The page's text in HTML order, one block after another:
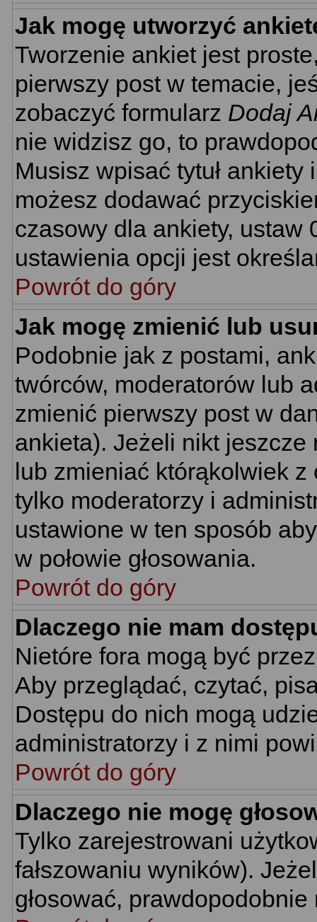
Jak mogę utworzyć
Tworzenie ankiet jest
pierwszy post w temacie,
zobaczyć formularz Dodaj
nie widzisz go, to
Musisz wpisać tytuł
możesz dodawać
czasowy dla ankiety, ustaw
ustawienia opcji jest
Powrót do góry
Jak mogę zmienić lub
Podobnie jak z postami,
twórców, moderatorów lub
zmienić pierwszy post w
ankieta). Jeżeli nikt jeszcze
lub zmieniać którąkolwiek z
tylko moderatorzy i
ustawione w ten sposób
w połowie głosowania.
Powrót do góry
Dlaczego nie mam
Nietóre fora mogą być
Aby przeglądać, czytać,
Dostępu do nich mogą
administratorzy i z nimi
Powrót do góry
Dlaczego nie mogę
Tylko zarejestrowani
fałszowaniu wyników).
głosować,